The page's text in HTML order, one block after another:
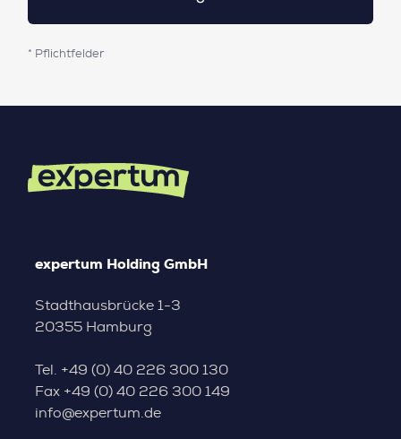
* Pflichtfelder
expertum Holding GmbH
Stadthausbrücke 1-3
20355 Hamburg
Tel. +49 (0) 40 226 300 130
Fax +49 (0) 40 226 300 149
info@expertum.de